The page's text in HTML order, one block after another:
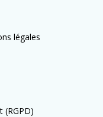
légales
(RGPD)